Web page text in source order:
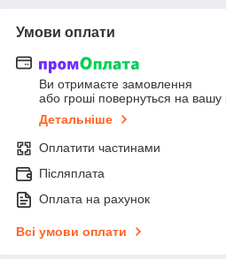
Умови оплати
Ви отримаєте замовлення
або гроші повернуться на вашу
Детальніше
Оплатити частинами
Післяплата
Оплата на рахунок
Всі умови оплати